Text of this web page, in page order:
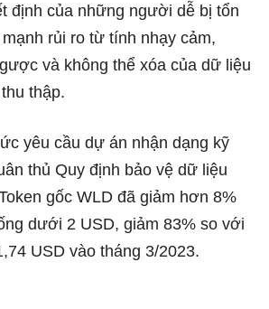
định của những người dễ bị tổn
rủi ro từ tính nhạy cảm,
và không thể xóa của dữ liệu
thập.
yêu cầu dự án nhận dạng kỹ
thủ Quy định bảo vệ dữ liệu
gốc WLD đã giảm hơn 8%
dưới 2 USD, giảm 83% so với
USD vào tháng 3/2023.